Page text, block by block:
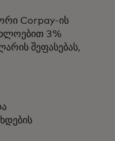
Corpay-ის
3%
შეფასებას,